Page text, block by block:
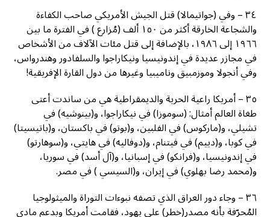
٣٤ – وفي (جواتيمالا) قتل الجيش الأمريكي صاحب الكفاءة
والشجاعة الخارقة أكثر من ١٥٠ ألف (مُزارع ) في الفترة ما بين
١٩٦٦ إلى ١٩٨٦، بالإضافة إلى قتل مئات الآلاف من الأشخاص
في مجازر عديدة في إندونيسيا ونيكاراجوا والسلفادور وهندرواس،
وفي أنجولا وموزمبيق وناميبيا وغيرها من دول القارة الإفريقية!
٣٥ – أمريكا راعية الحرية والديمقراطية هي من ساندت أعتى
طغاة العالم أمثال: (سوموزا) في نيكاراجوا، و(بينوشيه) في
تشيلي، و(ماركوس) في الفلبين، و(بوتو) في باكستان، و(باتيسيتا)
في كوبا، و(دييم) في فيتنام، و(دوفاليه) في هايتي، و(سوهارتو)
في إندونيسيا، و(فرانكو) في إسبانيا، و(آل أسد) في سوريا،
و(محمد رضا بهلوي) في إيران، و(السيسي ) في مصر.
٣٦ – وجاء دور العراق الذي تصفه نبوءات التوراة والميثولوجيا
المُحرّفة بأنه مصدر(خطر) على يهود، فقامت أمريكا وبدعم مادي